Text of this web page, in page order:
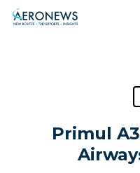
Hit enter to
Primul